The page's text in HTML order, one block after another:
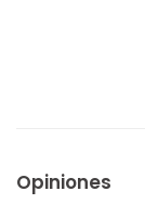
Opiniones